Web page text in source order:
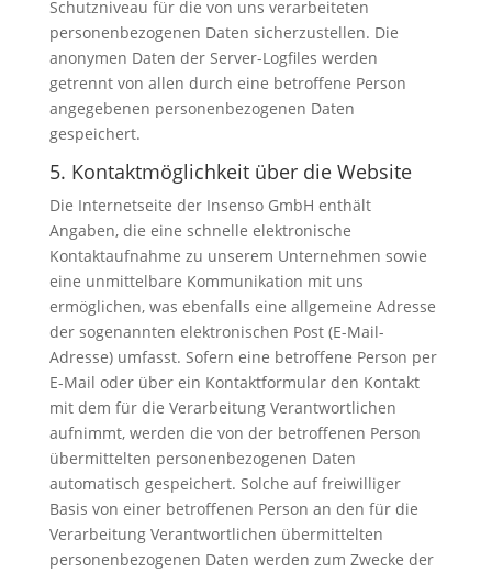
Schutzniveau für die von uns verarbeiteten
personenbezogenen Daten sicherzustellen. Die
anonymen Daten der Server-Logfiles werden
getrennt von allen durch eine betroffene Person
angegebenen personenbezogenen Daten
gespeichert.
5. Kontaktmöglichkeit über die Website
Die Internetseite der Insenso GmbH enthält
Angaben, die eine schnelle elektronische
Kontaktaufnahme zu unserem Unternehmen sowie
eine unmittelbare Kommunikation mit uns
ermöglichen, was ebenfalls eine allgemeine Adresse
der sogenannten elektronischen Post (E-Mail-
Adresse) umfasst. Sofern eine betroffene Person per
E-Mail oder über ein Kontaktformular den Kontakt
mit dem für die Verarbeitung Verantwortlichen
aufnimmt, werden die von der betroffenen Person
übermittelten personenbezogenen Daten
automatisch gespeichert. Solche auf freiwilliger
Basis von einer betroffenen Person an den für die
Verarbeitung Verantwortlichen übermittelten
personenbezogenen Daten werden zum Zwecke der